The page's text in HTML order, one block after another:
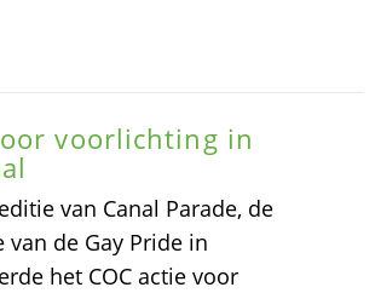
voorlichting in
van Canal Parade, de
van de Gay Pride in
het COC actie voor